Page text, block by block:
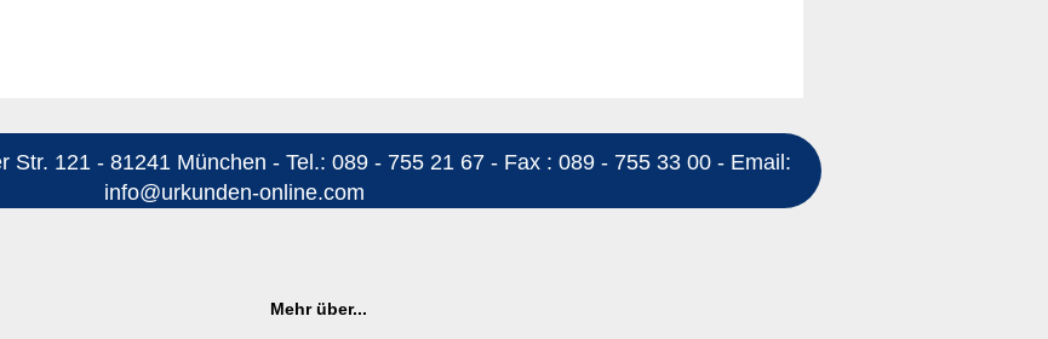
Str. 121 - 81241 München - Tel.: 089 - 755 21 67 - Fax : 089 - 755 33 00 - Email:
info@urkunden-online.com
Mehr über...